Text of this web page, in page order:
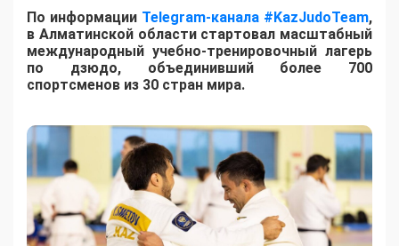
По информации Telegram-канала #KazJudoTeam,
в Алматинской области стартовал масштабный
международный учебно-тренировочный лагерь
по дзюдо, объединивший более 700
спортсменов из 30 стран мира.